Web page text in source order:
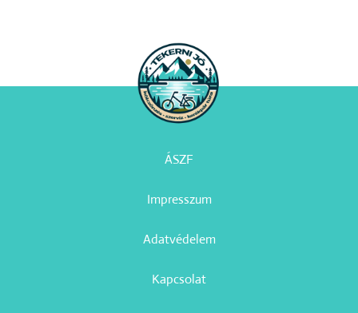
ÁSZF
Impresszum
Adatvédelem
Kapcsolat